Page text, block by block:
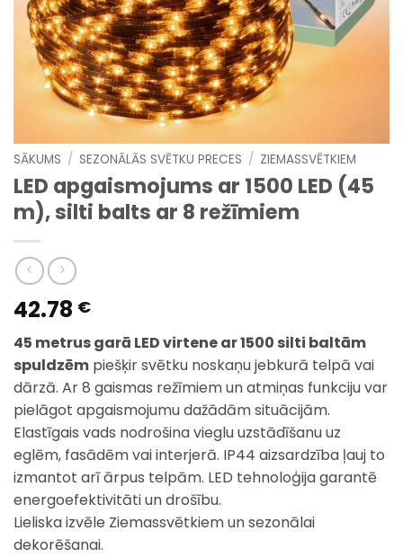
SĀKUMS / SEZONĀLĀS SVĒTKU PRECES / ZIEMASSVĒTKIEM
LED apgaismojums ar 1500 LED (45
m), silti balts ar 8 režīmiem
42.78 €
45 metrus garā LED virtene ar 1500 silti baltām
spuldzēm piešķir svētku noskaņu jebkurā telpā vai
dārzā. Ar 8 gaismas režīmiem un atmiņas funkciju var
pielāgot apgaismojumu dažādām situācijām.
Elastīgais vads nodrošina vieglu uzstādīšanu uz
eglēm, fasādēm vai interjerā. IP44 aizsardzība ļauj to
izmantot arī ārpus telpām. LED tehnoloģija garantē
energoefektivitāti un drošību.
Lieliska izvēle Ziemassvētkiem un sezonālai
dekorēšanai.